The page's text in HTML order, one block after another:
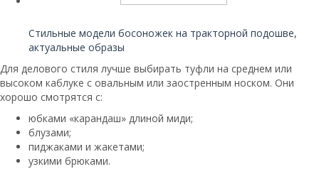
Стильные модели босоножек на тракторной подошве,
актуальные образы
Для делового стиля лучше выбирать туфли на среднем или
высоком каблуке с овальным или заостренным носком. Они
хорошо смотрятся с:
юбками «карандаш» длиной миди;
блузами;
пиджаками и жакетами;
узкими брюками.